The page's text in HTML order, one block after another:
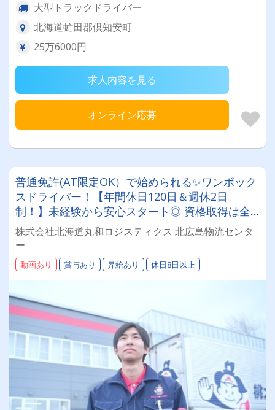
大型トラックドライバー
北海道虻田郡倶知安町
25万6000円
求人内容を見る
オンライン応募
普通免許(AT限定OK）で始められる✨ワンボック
スドライバー！【年間休日120日＆週休2日
制！】未経験から安心スタート◎ 資格取得は全
額会社負担！安定基盤で働くドライバー募集！
年齢・性別問わず活躍できるお仕事です✨
株式会社北海道丸和ロジスティクス 北広島物流センタ
ー
動画あり 賞与あり 昇給あり 休日8日以上